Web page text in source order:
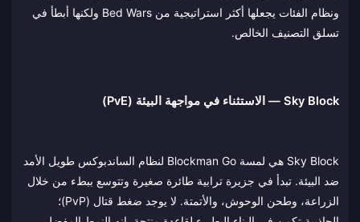
ونظام الفئات يجعلها أكثر استراتيجية من Bed Wars ولكنها أبطأ في
تسلق التصنيف الخالص.
Sky Block — الاستثناء في مواجهة البيئة (PvE)
Sky Block هي لمسة Blockman Go لنظام الساندبوكس طويل الأمد
ضد البيئة. تبدأ في جزيرة ترابية طائرة صغيرة وتتوسع ببطء من خلال
الزراعة، وطحن الوحوش، والأتمتة. لا يوجد ضغط قتال (PvP)؛